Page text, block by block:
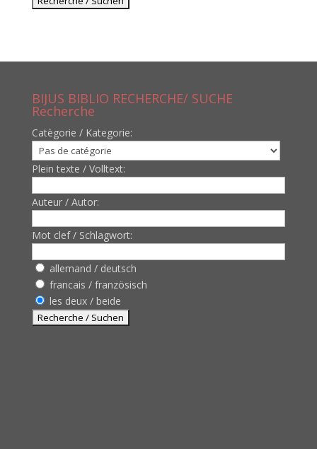
BIJUS BIBLIO RECHERCHE/ SUCHE
Recherche
Catègorie / Kategorie:
Plein texte / Volltext:
Auteur / Autor:
Mot clef / Schlagwort:
allemand / deutsch
francais / französisch
les deux / beide